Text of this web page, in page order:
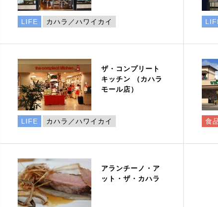
LIFE カハラ／ハワイカイ
ザ・コンプリート
キッチン （カハラ
モール店）
LIFE カハラ／ハワイカイ 食
アランチーノ・ア
ット・ザ・カハラ